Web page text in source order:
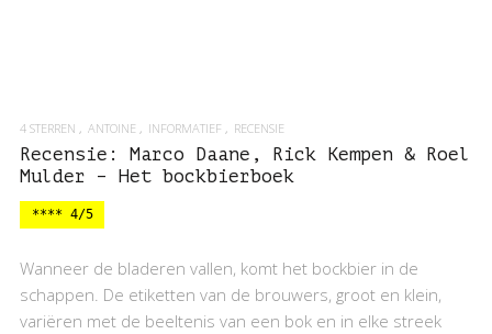
4 STERREN ANTOINE INFORMATIEF RECENSIE
Recensie: Marco Daane, Rick Kempen & Roel
Mulder – Het bockbierboek
**** 4/5
Wanneer de bladeren vallen, komt het bockbier in de
schappen. De etiketten van de brouwers, groot en klein,
variëren met de beeltenis van een bok en in elke streek